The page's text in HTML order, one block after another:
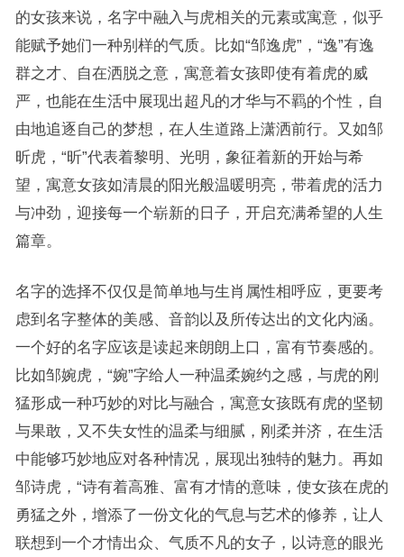
的女孩来说，名字中融入与虎相关的元素或寓意，似乎
能赋予她们一种别样的气质。比如“邹逸虎”，“逸”有逸
群之才、自在洒脱之意，寓意着女孩即使有着虎的威
严，也能在生活中展现出超凡的才华与不羁的个性，自
由地追逐自己的梦想，在人生道路上潇洒前行。又如邹
昕虎，“昕”代表着黎明、光明，象征着新的开始与希
望，寓意女孩如清晨的阳光般温暖明亮，带着虎的活力
与冲劲，迎接每一个崭新的日子，开启充满希望的人生
篇章。
名字的选择不仅仅是简单地与生肖属性相呼应，更要考
虑到名字整体的美感、音韵以及所传达出的文化内涵。
一个好的名字应该是读起来朗朗上口，富有节奏感的。
比如邹婉虎，“婉”字给人一种温柔婉约之感，与虎的刚
猛形成一种巧妙的对比与融合，寓意女孩既有虎的坚韧
与果敢，又不失女性的温柔与细腻，刚柔并济，在生活
中能够巧妙地应对各种情况，展现出独特的魅力。再如
邹诗虎，“诗有着高雅、富有才情的意味，使女孩在虎的
勇猛之外，增添了一份文化的气息与艺术的修养，让人
联想到一个才情出众、气质不凡的女子，以诗意的眼光